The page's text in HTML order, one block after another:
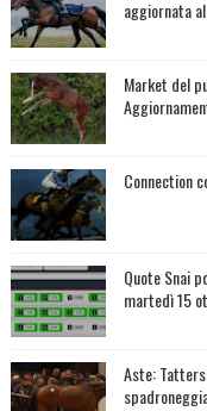
aggiornata
Market del
Connection
Quote Snai
martedì 15
Aste: